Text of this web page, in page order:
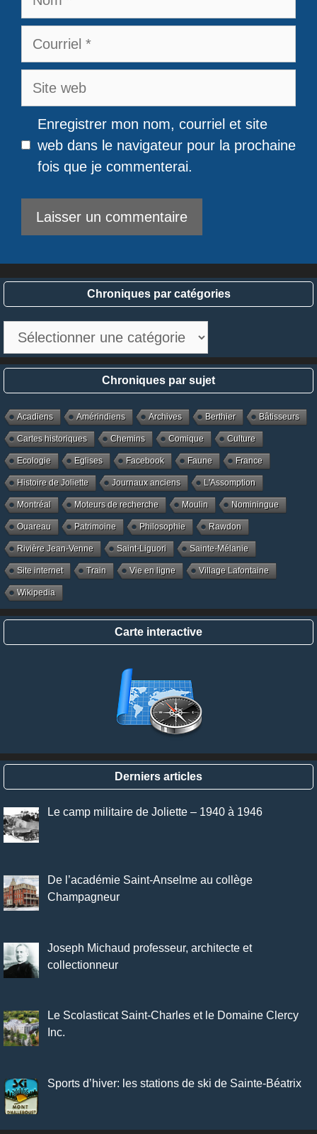
Courriel
Site
Enregistrer mon nom, courriel et site
web dans le navigateur pour la prochaine
fois que je commenterai.
Chroniques par catégories
catégories
Chroniques par sujet
Acadiens Amérindiens Archives Berthier Bâtisseurs
Cartes historiques Chemins Comique Culture
Ecologie Eglises Facebook Faune France
Histoire de Joliette Journaux anciens L'Assomption
Montréal Moteurs de recherche Moulin Nominingue
Ouareau Patrimoine Philosophie Rawdon
Rivière Jean-Venne Saint-Liguori Sainte-Mélanie
Site internet Train Vie en ligne Village Lafontaine
Wikipedia
Carte interactive
Derniers articles
Le camp militaire de Joliette – 1940 à 1946
De l’académie Saint-Anselme au collège
Champagneur
Joseph Michaud professeur, architecte et
collectionneur
Le Scolasticat Saint-Charles et le Domaine Clercy
Inc.
Sports d’hiver: les stations de ski de Sainte-Béatrix